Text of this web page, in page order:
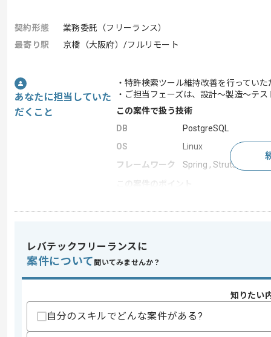
契約形態
業務委託（フリーランス）
最寄り駅
京橋（大阪府）/フルリモート
あなたに担当していた
だくこと
・特許検索ツール維持改善を行っていた
・ご担当フェーズは、設計～製造～テ
この案件で扱う技術
DB
PostgreSQL
OS
Linux
フレームワーク
Spring , Struts , Vue.js
スキル
求めるスキル
・下記を用いた開発ご経験
‐Java(Struts、Spring)
‐Linux
歓迎スキル
レバテックフリーランスに
案件について 聞いてみませんか？
知りたい
自分のスキルでどんな案件がある?